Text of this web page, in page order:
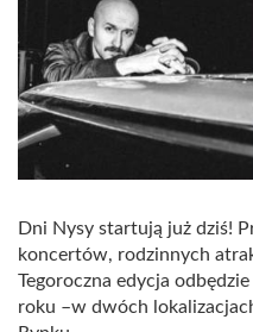
Dni Nysy startują już dziś!
koncertów, rodzinnych
Tegoroczna edycja
roku –w dwóch